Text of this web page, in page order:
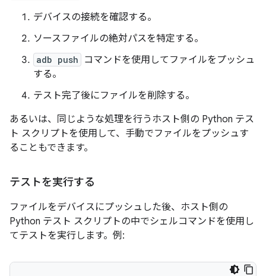
デバイスの接続を確認する。
ソースファイルの絶対パスを特定する。
adb push
コマンドを使用してファイルをプッシュ
する。
テスト完了後にファイルを削除する。
あるいは、同じような処理を行うホスト側の Python テス
ト スクリプトを使用して、手動でファイルをプッシュす
ることもできます。
テストを実行する
ファイルをデバイスにプッシュした後、ホスト側の
Python テスト スクリプトの中でシェルコマンドを使用し
てテストを実行します。例: